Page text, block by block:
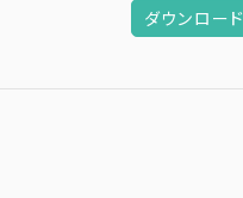
ダウンロード